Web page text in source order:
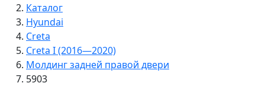
Каталог
Hyundai
Creta
Creta I (2016—2020)
Молдинг задней правой двери
5903